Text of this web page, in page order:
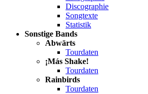
Discographie
Songtexte
Statistik
Sonstige Bands
Abwärts
Tourdaten
¡Más Shake!
Tourdaten
Rainbirds
Tourdaten